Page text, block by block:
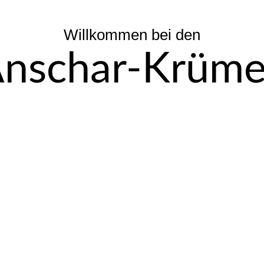
Willkommen bei den